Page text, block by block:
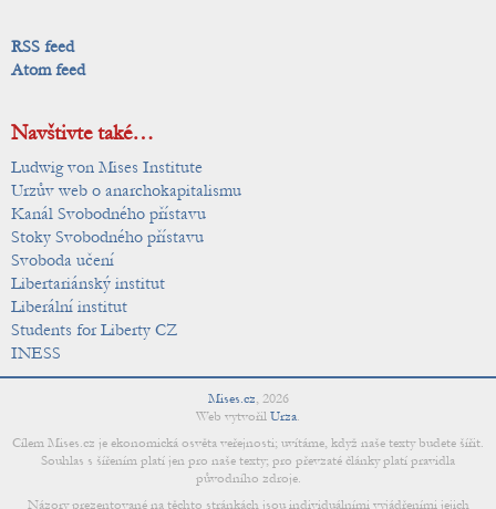
RSS feed
Atom feed
Navštivte také…
Ludwig von Mises Institute
Urzův web o anarchokapitalismu
Kanál Svobodného přístavu
Stoky Svobodného přístavu
Svoboda učení
Libertariánský institut
Liberální institut
Students for Liberty CZ
INESS
Mises.cz, 2026
Web vytvořil Urza.
Cílem Mises.cz je ekonomická osvěta veřejnosti; uvítáme, když naše texty budete šířit.
Souhlas s šířením platí jen pro naše texty; pro převzaté články platí pravidla
původního zdroje.
Názory prezentované na těchto stránkách jsou individuálními vyjádřeními jejich